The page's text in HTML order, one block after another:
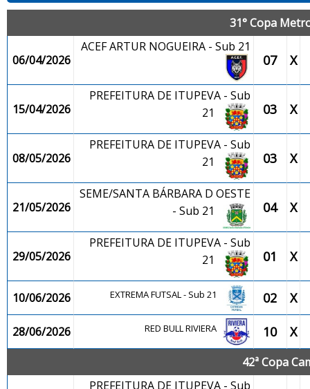
31° Copa
06/04/2026
ACEF ARTUR NOGUEIRA - Sub 21
07 X
15/04/2026
PREFEITURA DE ITUPEVA - Sub
21
03 X
08/05/2026
PREFEITURA DE ITUPEVA - Sub
21
03 X
21/05/2026
SEME/SANTA BÁRBARA D OESTE
- Sub 21
04 X
29/05/2026
PREFEITURA DE ITUPEVA - Sub
21
01 X
10/06/2026 EXTREMA FUTSAL - Sub 21 02 X
28/06/2026 RED BULL RIVIERA 10 X
42ª Copa
PREFEITURA DE ITUPEVA - Sub